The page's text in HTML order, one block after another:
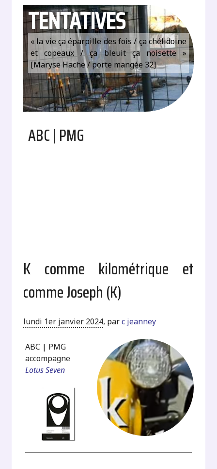
TENTATIVES
« la vie ça éparpille des fois / ça chélidoine
et copeaux / ça bleuit ça noisette »
[Maryse Hache / porte mangée 32]
ABC | PMG
K comme kilométrique et
comme Joseph (K)
lundi 1er janvier 2024, parc jeanney
ABC | PMG
accompagne
Lotus Seven